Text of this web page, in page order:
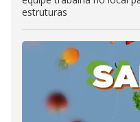
estruturas